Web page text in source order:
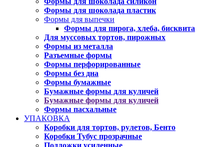
Формы для шоколада пластик
Формы для выпечки
Формы для пирога, хлеба, бисквита
Для муссовых тортов, пирожных
Формы из металла
Разъемные формы
Формы перфорированные
Формы без дна
Формы бумажные
Бумажные формы для куличей
Бумажные формы для куличей
Формы пасхальные
УПАКОВКА
Коробки для тортов, рулетов, Бенто
Коробки Тубус прозрачные
Подложки усиленные